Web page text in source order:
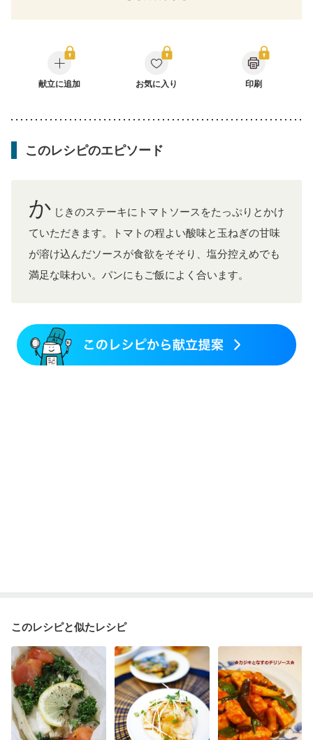
献立に追加 お気に入り 印刷
このレシピのエピソード
か じきのステーキにトマトソースをたっぷりとかけ
ていただきます。トマトの程よい酸味と玉ねぎの甘味
が溶け込んだソースが食欲をそそり、塩分控えめでも
満足な味わい。パンにもご飯によく合います。
このレシピと似たレシピ